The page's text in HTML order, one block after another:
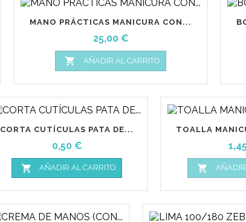
MANO PRÁCTICAS MANICURA CON...
Precio
25,00 €
 AÑADIR AL CARRITO
CORTA CUTÍCULAS PATA DE...
Precio
0,50 €
 AÑADIR AL CARRITO
TOALLA
